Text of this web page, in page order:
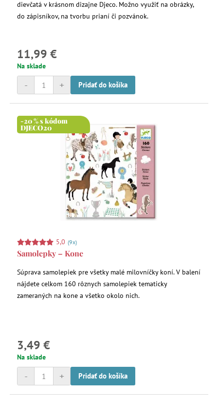
dievčatá v krásnom dizajne Djeco. Možno využiť na obrázky,
do zápisníkov, na tvorbu prianí či pozvánok.
11,99 €
Na sklade
+
- Pridať do košíka
-20 % s kódom
DJECO20
5,0 (9x)
Samolepky – Kone
Súprava samolepiek pre všetky malé milovníčky koní. V balení
nájdete celkom 160 rôznych samolepiek tematicky
zameraných na kone a všetko okolo nich.
3,49 €
Na sklade
+
- Pridať do košíka